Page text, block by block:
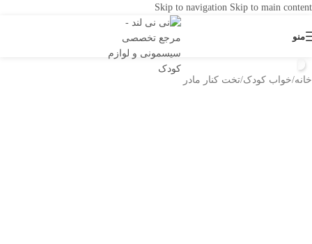
Skip to navigation Skip to main content
منو
خانه/خواب کودک/تخت کنار مادر